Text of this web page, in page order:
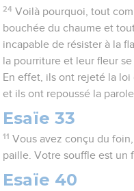
24 Voilà pourquoi, tout
bouchée du chaume et
incapable de résister à la
la pourriture et leur fleur
En effet, ils ont rejeté la loi
et ils ont repoussé la parole
Esaïe 33
11 Vous avez conçu du
paille. Votre souffle est un
Esaïe 40